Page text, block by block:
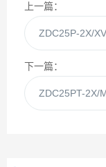
上一篇：
下一篇：